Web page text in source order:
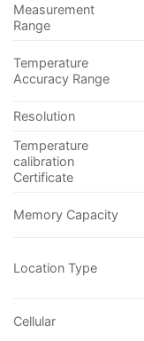
Measurement
Range
Temperature
Accuracy Range
Resolution
Temperature
calibration
Certificate
Memory Capacity
Location Type
Cellular